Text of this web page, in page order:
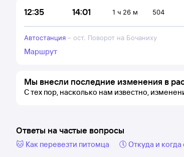
12:35 14:01 1 ч 26 м 504
Автостанция – ост. Поворот на Бочаниху
Маршрут
Мы внесли последние изменения в
С тех пор, насколько нам известно,
Ответы на частые вопросы
🐱 Как перевезти питомца 🕔 Откуда и